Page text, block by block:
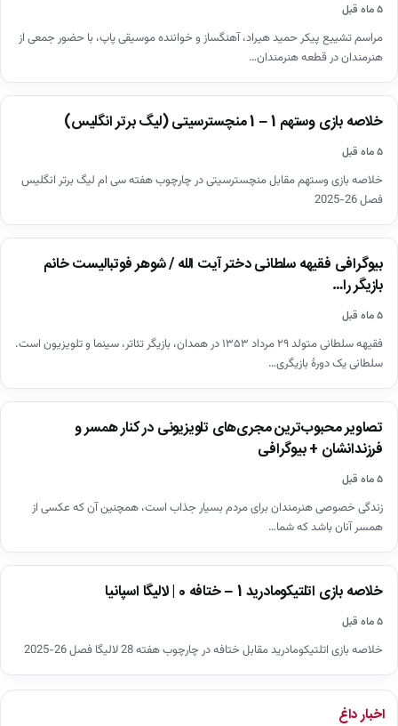
۵ ماه قبل
مراسم تشییع پیکر حمید هیراد، آهنگساز و خواننده موسیقی پاپ، با حضور جمعی از
هنرمندان در قطعه هنرمندان…
خلاصه بازی وستهم 1 – 1 منچسترسیتی (لیگ برتر انگلیس)
۵ ماه قبل
خلاصه بازی وستهم مقابل منچسترسیتی در چارچوب هفته سی ام لیگ برتر انگلیس
فصل 26-2025
بیوگرافی فقیهه سلطانی دختر آیت الله / شوهر فوتبالیست خانم
بازیگر را…
۵ ماه قبل
فقیهه سلطانی متولد ۲۹ مرداد ۱۳۵۳ در همدان، بازیگر تئاتر، سینما و تلویزیون است.
سلطانی یک دورهٔ بازیگری…
تصاویر محبوب‌ترین مجری‌های تلویزیونی در کنار همسر و
فرزندانشان + بیوگرافی
۵ ماه قبل
زندگی خصوصی هنرمندان برای مردم بسیار جذاب است، همچنین آن که عکسی از
همسر آنان باشد که شما…
خلاصه بازی اتلتیکومادرید 1 – ختافه 0 | لالیگا اسپانیا
۵ ماه قبل
خلاصه بازی اتلتیکومادرید مقابل ختافه در چارچوب هفته 28 لالیگا فصل 26-2025
اخبار داغ